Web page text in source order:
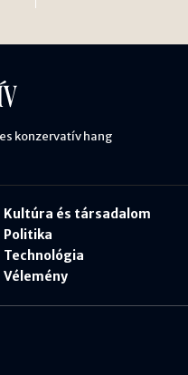
konzervatív hang
Kultúra és társadalom
Politika
Technológia
Vélemény